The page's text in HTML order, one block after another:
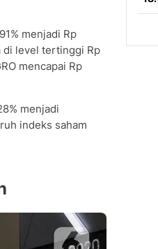
menjadi Rp
di level tertinggi Rp
mencapai Rp
menjadi
indeks saham